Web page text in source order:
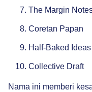
The Margin
Coretan Papan
Half-Baked Ideas
Collective Draft
Nama ini memberi